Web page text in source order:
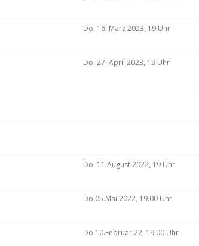
Do. 16. März 2023, 19 Uhr
Do. 27. April 2023, 19 Uhr
Do. 11.August 2022, 19 Uhr
Do 05.Mai 2022, 19.00 Uhr
Do 10.Februar 22, 19.00 Uhr